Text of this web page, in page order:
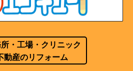
・工場・クリニック
動産のリフォーム